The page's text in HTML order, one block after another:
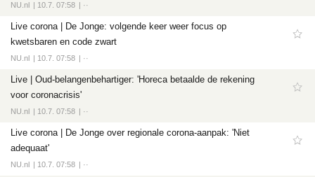
NU.nl 10.7. 07:58 ··
Live corona | De Jonge: volgende keer weer focus op
kwetsbaren en code zwart
NU.nl 10.7. 07:58 ··
Live | Oud-belangenbehartiger: 'Horeca betaalde de rekening
voor coronacrisis'
NU.nl 10.7. 07:58 ··
Live corona | De Jonge over regionale corona-aanpak: 'Niet
adequaat'
NU.nl 10.7. 07:58 ··